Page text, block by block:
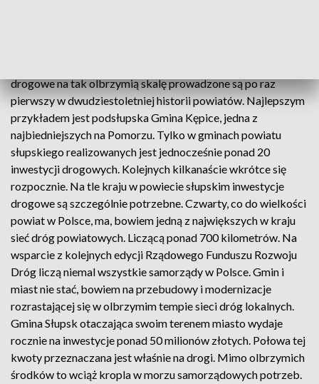
drogowe na tak olbrzymią skalę prowadzone są po raz
pierwszy w dwudziestoletniej historii powiatów. Najlepszym
przykładem jest podsłupska Gmina Kępice, jedna z
najbiedniejszych na Pomorzu. Tylko w gminach powiatu
słupskiego realizowanych jest jednocześnie ponad 20
inwestycji drogowych. Kolejnych kilkanaście wkrótce się
rozpocznie. Na tle kraju w powiecie słupskim inwestycje
drogowe są szczególnie potrzebne. Czwarty, co do wielkości
powiat w Polsce, ma, bowiem jedną z największych w kraju
sieć dróg powiatowych. Liczącą ponad 700 kilometrów. Na
wsparcie z kolejnych edycji Rządowego Funduszu Rozwoju
Dróg liczą niemal wszystkie samorządy w Polsce. Gmin i
miast nie stać, bowiem na przebudowy i modernizacje
rozrastającej się w olbrzymim tempie sieci dróg lokalnych.
Gmina Słupsk otaczająca swoim terenem miasto wydaje
rocznie na inwestycje ponad 50 milionów złotych. Połowa tej
kwoty przeznaczana jest właśnie na drogi. Mimo olbrzymich
środków to wciąż kropla w morzu samorządowych potrzeb.